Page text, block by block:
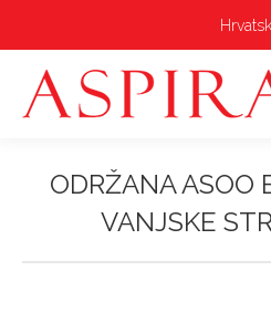
ODRŽANA ASOO
VANJSKE